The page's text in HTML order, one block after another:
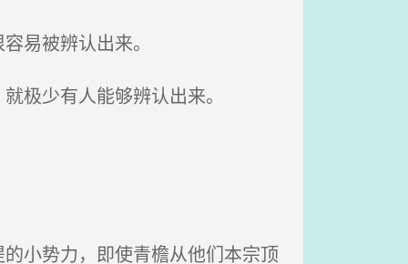
易被辨认出来。
极少有人能够辨认出来。
小势力，即使青檐从他们本宗顶